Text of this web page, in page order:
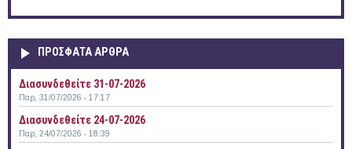
ΠΡΟΣΦΑΤΑ ΑΡΘΡΑ
Διασυνδεθείτε 31-07-2026
Παρ, 31/07/2026 - 17:17
Διασυνδεθείτε 24-07-2026
Παρ, 24/07/2026 - 18:39